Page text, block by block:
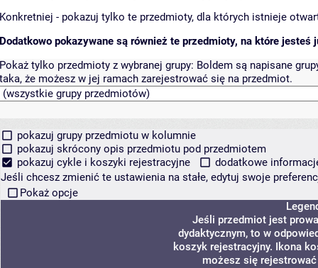
Konkretniej - pokazuj tylko te przedmioty, dla których istnieje
Dodatkowo pokazywane są również te przedmioty, na które jesteś
Pokaż tylko przedmioty z wybranej grupy: Boldem są napisane
taka, że możesz w jej ramach zarejestrować się na przedmiot.
pokazuj grupy przedmiotu w kolumnie
pokazuj skrócony opis przedmiotu pod przedmiotem
pokazuj cykle i koszyki rejestracyjne
dodatkowe
Jeśli chcesz zmienić te ustawienia na stałe, edytuj swoje
Pokaż opcje
Jeśli przedmiot jest
dydaktycznym, to w
koszyk rejestracyjny. Ikona
możesz się